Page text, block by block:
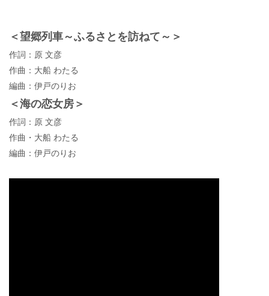
＜望郷列車～ふるさとを訪ねて～＞
作詞：原 文彦
作曲：大船 わたる
編曲：伊戸のりお
＜海の恋女房＞
作詞：原 文彦
作曲・大船 わたる
編曲：伊戸のりお